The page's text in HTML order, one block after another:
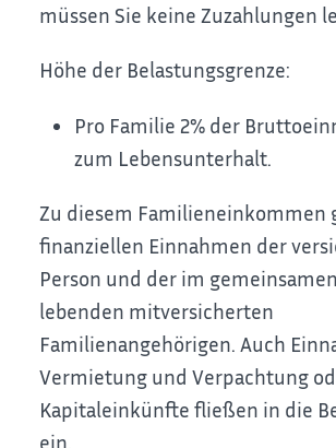
müssen Sie keine Zuzahlungen
Höhe der Belastungsgrenze:
Pro Familie 2% der
zum Lebensunterhalt.
Zu diesem Familieneinkommen
finanziellen Einnahmen der
Person und der im
lebenden mitversicherten
Familienangehörigen. Auch
Vermietung und Verpachtung
Kapitaleinkünfte fließen in die
ein.